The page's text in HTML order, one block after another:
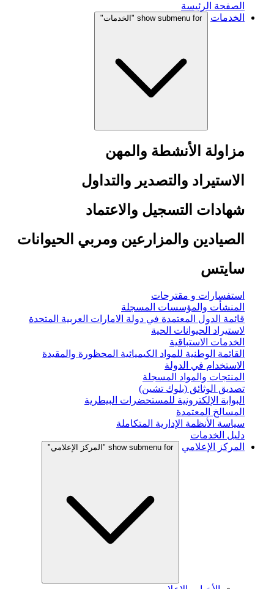
الصفحة الرئيسة
الخدمات
show submenu for "الخدمات"
مزاولة الأنشطة والمهن
الاستيراد والتصدير والتداول
شهادات التسجيل والاعتماد
الصيادين والمزارعين ومربي الحيوانات
سايتس
استفسارات و مقترحات
المنشأت والمؤسسات المسجلة
قائمة الدول المعتمدة في دولة الامارات العربية المتحدة
لاستيراد الحيوانات الحية
الخدمات الاستباقية
القائمة الوطنية للمواد الكيميائية المحظورة والمقيدة
الاستخدام في الدولة
المنتجات والمواد المسجلة
تصديق الوثائق (بلوك تشين)
البوابة الإلكترونية للمستحضرات البيطرية
المسالخ المعتمدة
سياسة الأنظمة الإدارية المتكاملة
دليل الخدمات
المركز الإعلامي
show submenu for "المركز الإعلامي"